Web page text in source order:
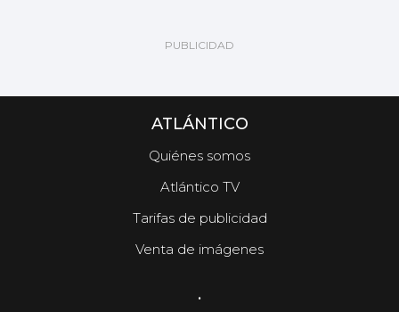
ATLÁNTICO
Quiénes somos
Atlántico TV
Tarifas de publicidad
Venta de imágenes
.